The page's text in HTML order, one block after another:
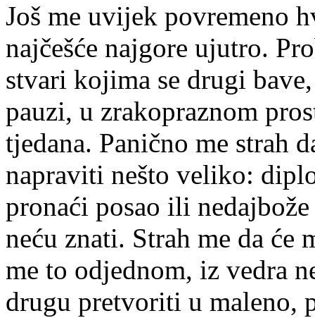
Još me uvijek povremeno
najčešće najgore ujutro.
stvari kojima se drugi
pauzi, u zrakopraznom
tjedana. Panično me strah
napraviti nešto veliko:
pronaći posao ili
neću znati. Strah me da će
me to odjednom, iz vedra
drugu pretvoriti u maleno,